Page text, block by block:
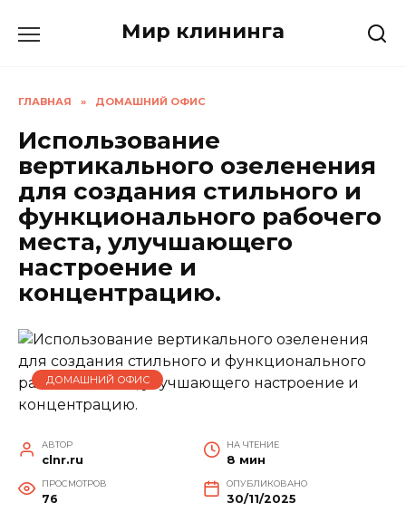
Мир клининга
ГЛАВНАЯ » ДОМАШНИЙ ОФИС
Использование
вертикального озеленения
для создания стильного и
функционального рабочего
места, улучшающего
настроение и
концентрацию.
ДОМАШНИЙ ОФИС
АВТОР
clnr.ru
НА ЧТЕНИЕ
8 мин
ПРОСМОТРОВ
76
ОПУБЛИКОВАНО
30/11/2025